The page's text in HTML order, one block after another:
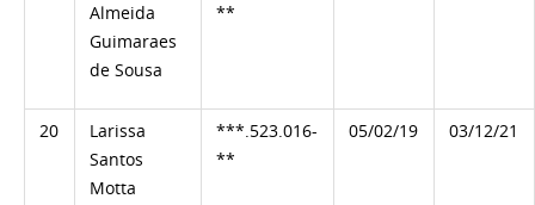
Almeida
Guimaraes
de Sousa
**
20
Larissa
Santos
Motta
***.523.016-
**
05/02/19 03/12/21